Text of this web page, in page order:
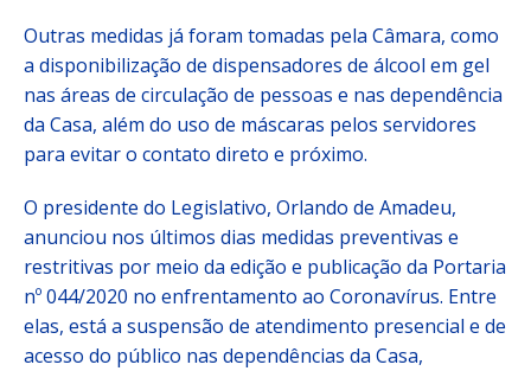
Outras medidas já foram tomadas pela Câmara, como
a disponibilização de dispensadores de álcool em gel
nas áreas de circulação de pessoas e nas dependência
da Casa, além do uso de máscaras pelos servidores
para evitar o contato direto e próximo.
O presidente do Legislativo, Orlando de Amadeu,
anunciou nos últimos dias medidas preventivas e
restritivas por meio da edição e publicação da Portaria
nº 044/2020 no enfrentamento ao Coronavírus. Entre
elas, está a suspensão de atendimento presencial e de
acesso do público nas dependências da Casa,